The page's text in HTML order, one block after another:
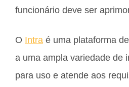
funcionário deve ser
O Intra é uma plataforma
a uma ampla variedade de
para uso e atende aos